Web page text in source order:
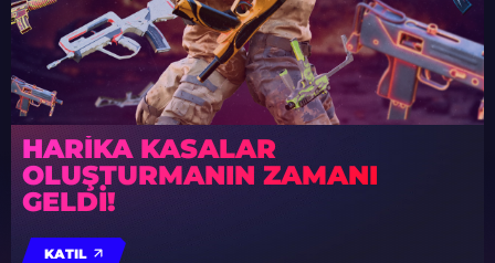
HARIKA KASALAR
OLUŞTURMANIN ZAMANI
GELDI!
KATIL